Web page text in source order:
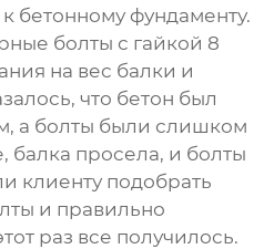
бетонному фундаменту.
болты с гайкой 8
на вес балки и
что бетон был
а болты были слишком
балка просела, и болты
клиенту подобрать
и правильно
раз все получилось.